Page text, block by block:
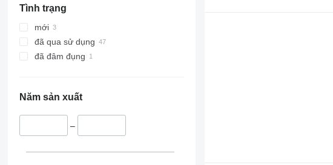
Tình trạng
mới
đã qua sử dụng
đã đâm đụng
Năm sản xuất
–